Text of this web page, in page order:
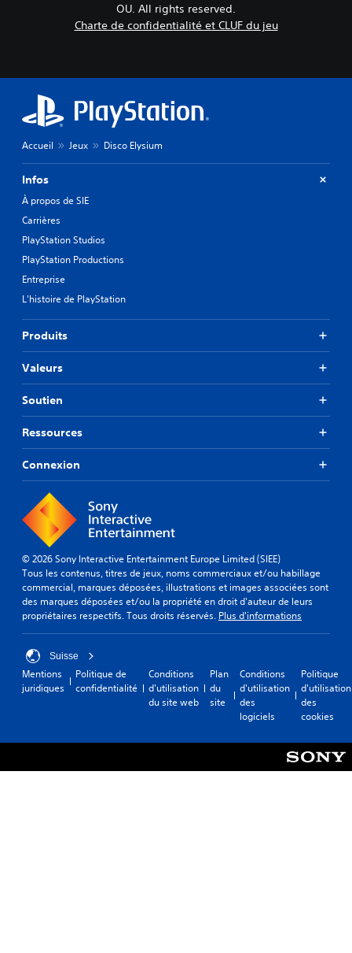
OU. All rights reserved.
Charte de confidentialité et CLUF du jeu
Accueil Jeux Disco Elysium
Infos
À propos de SIE
Carrières
PlayStation Studios
PlayStation Productions
Entreprise
L'histoire de PlayStation
Produits
Valeurs
Soutien
Ressources
Connexion
© 2026 Sony Interactive Entertainment Europe Limited (SIEE)
Tous les contenus, titres de jeux, noms commerciaux et/ou habillage
commercial, marques déposées, illustrations et images associées sont
des marques déposées et/ou la propriété en droit d'auteur de leurs
propriétaires respectifs. Tous droits réservés. Plus d'informations
Suisse
Mentions
juridiques
Politique de
confidentialité
Conditions
d'utilisation
du site web
Plan
du
site
Conditions
d'utilisation
des
logiciels
Politique
d'utilisation
des
cookies